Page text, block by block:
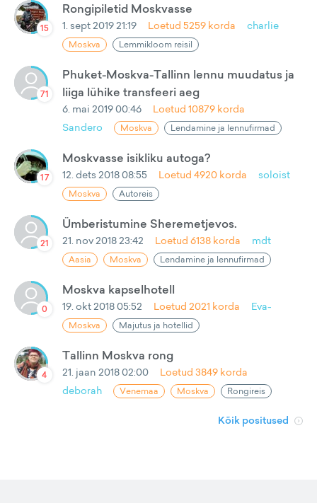
15
Rongipiletid Moskvasse
1. sept 2019 21:19 Loetud 5259 korda charlie
Moskva Lemmikloom reisil
71
Phuket-Moskva-Tallinn lennu muudatus ja
liiga lühike transfeeri aeg
6. mai 2019 00:46 Loetud 10879 korda
Sandero
Moskva Lendamine ja lennufirmad
17
Moskvasse isikliku autoga?
12. dets 2018 08:55 Loetud 4920 korda soloist
Moskva Autoreis
21
Ümberistumine Sheremetjevos.
21. nov 2018 23:42 Loetud 6138 korda mdt
Aasia Moskva Lendamine ja lennufirmad
0
Moskva kapselhotell
19. okt 2018 05:52 Loetud 2021 korda Eva-
Moskva Majutus ja hotellid
4
Tallinn Moskva rong
21. jaan 2018 02:00 Loetud 3849 korda
deborah
Venemaa Moskva Rongireis
Kõik positused